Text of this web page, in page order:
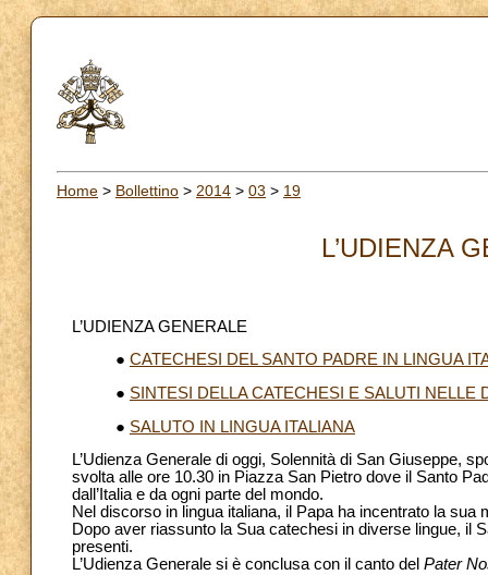
Home > Bollettino > 2014 > 03 > 19
L’UDIENZA
L’UDIENZA GENERALE
● CATECHESI DEL SANTO PADRE IN LINGUA
● SINTESI DELLA CATECHESI E SALUTI NELLE
● SALUTO IN LINGUA ITALIANA
L’Udienza Generale di oggi, Solennità di San Giuseppe,
svolta alle ore 10.30 in Piazza San Pietro dove il Santo
dall’Italia e da ogni parte del mondo.
Nel discorso in lingua italiana, il Papa ha incentrato la sua
Dopo aver riassunto la Sua catechesi in diverse lingue, il
presenti.
L’Udienza Generale si è conclusa con il canto del Pater